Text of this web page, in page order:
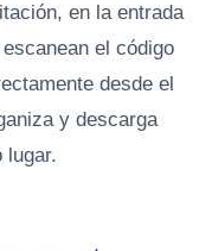
en la entrada
el código
desde el
y descarga
lugar.